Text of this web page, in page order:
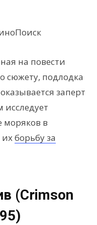
на повести
сюжету, подлодка
заперт
моряков в
ихборьбу за
(Crimson